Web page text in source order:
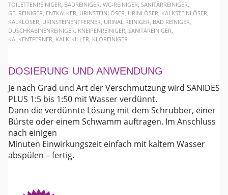
TOILETTENREINIGER, BADREINIGER, WC-REINIGER, SANITÄRREINIGER,
GELREINIGER, ENTKALKER, URINSTEINLÖSER, URINLÖSER, KALKSTEINLÖSER,
KALKLÖSER, URINSTEINENTFERNER, URINAL REINIGER, BAD REINIGER,
DUSCHKABINENREINIGER, KNEIPENREINIGER, SANITÄREINIGER,
KALKENTFERNER, KALK-KILLER, KLOREINIGER
DOSIERUNG UND ANWENDUNG
Je nach Grad und Art der Verschmutzung wird SANIDES
PLUS 1:5 bis 1:50 mit Wasser verdünnt.
Dann die verdünnte Lösung mit dem Schrubber, einer
Bürste oder einem Schwamm auftragen. Im Anschluss
nach einigen
Minuten Einwirkungszeit einfach mit kaltem Wasser
abspülen – fertig.